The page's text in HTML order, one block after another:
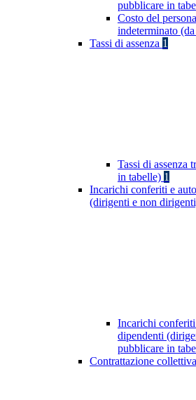
pubblicare in
Costo del
indeterminato
Tassi di assenza 1
Tassi di assenza
in tabelle) 1
Incarichi conferiti e
(dirigenti e non
Incarichi
dipendenti
pubblicare in
Contrattazione collettiva